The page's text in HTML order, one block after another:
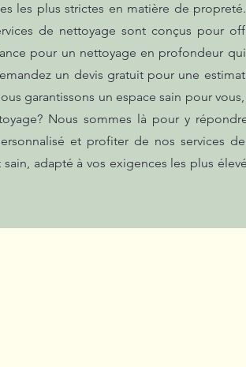
les plus strictes en matière de
de nettoyage sont conçus pour
pour un nettoyage en profondeur
un devis gratuit pour une
garantissons un espace sain pour
Nous sommes là pour y
et profiter de nos services
adapté à vos exigences les plus